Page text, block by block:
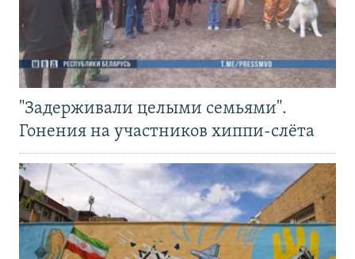
"Задерживали целыми семьями".
Гонения на участников хиппи-слёта